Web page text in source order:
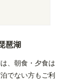
琶湖
、朝食・夕食は
でない方もご利